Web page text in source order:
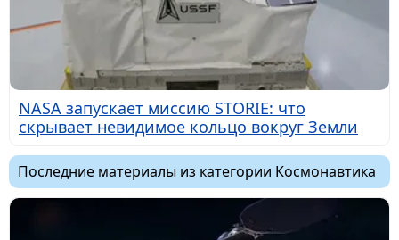
NASA запускает миссию STORIE: что
скрывает невидимое кольцо вокруг Земли
Последние материалы из категории Космонавтика